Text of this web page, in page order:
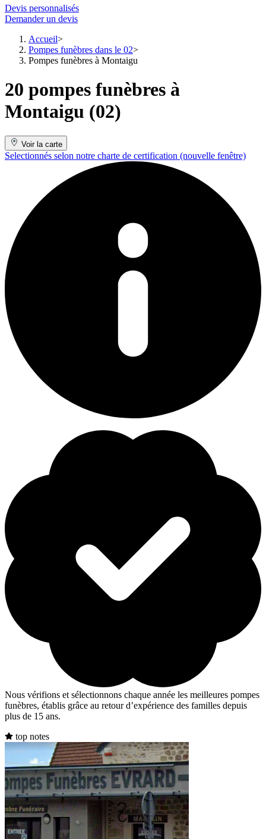
Devis personnalisés
Demander un devis
Accueil
Pompes funèbres dans le 02
Pompes funèbres à Montaigu
20 pompes funèbres à
Montaigu (02)
Voir la carte
Selectionnés selon notre charte de certification (nouvelle fenêtre)
Nous vérifions et sélectionnons chaque année les meilleures pompes
funèbres, établis grâce au retour d’expérience des familles depuis
plus de 15 ans.
top notes